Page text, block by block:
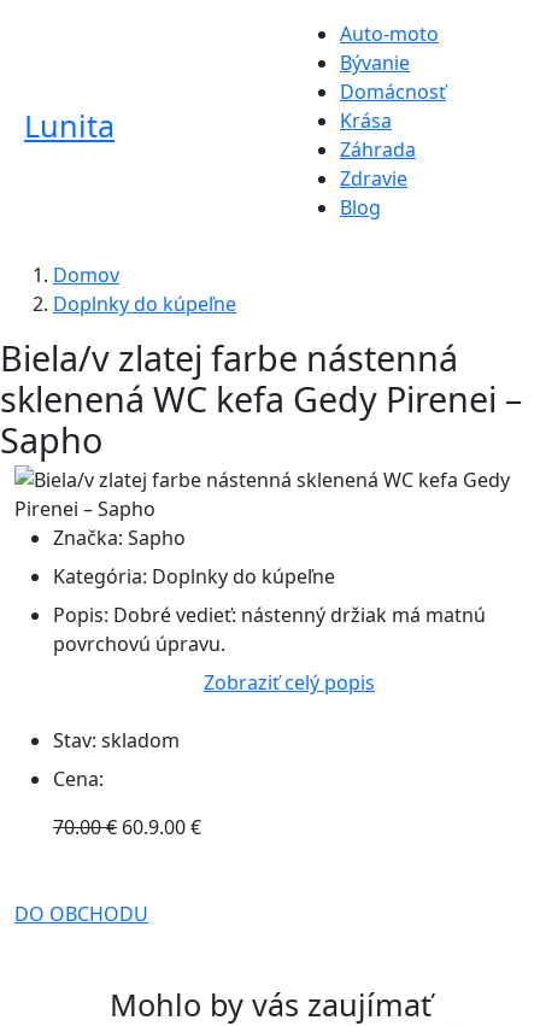
Lunita
Auto-moto
Bývanie
Domácnosť
Krása
Záhrada
Zdravie
Blog
Domov
Doplnky do kúpeľne
Biela/v zlatej farbe nástenná
sklenená WC kefa Gedy Pirenei –
Sapho
Značka: Sapho
Kategória: Doplnky do kúpeľne
Popis: Dobré vedieť: nástenný držiak má matnú
povrchovú úpravu.
Zobraziť celý popis
Stav: skladom
Cena:
70.00 € 60.9.00 €
DO OBCHODU
Mohlo by vás zaujímať